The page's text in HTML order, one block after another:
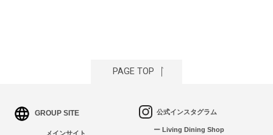
GROUP SITE
メインサイト
公式インスタグラム
ー Living Dining Shop
PAGE TOP